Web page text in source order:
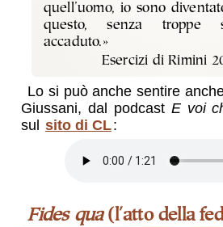
quell’uomo, io sono
questo, senza troppe
accaduto.»
Esercizi di Rimini
Lo si può anche sentire
Giussani, dal podcast E voi
sul sito di CL:
Fides qua(l'atto della